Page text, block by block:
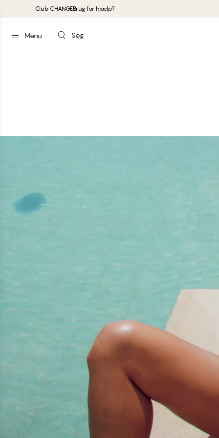
Club CHANGEBrug for hjælp?
Menu Søg